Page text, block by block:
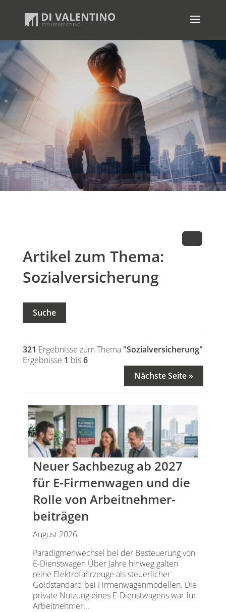
Artikel zum Thema:
Sozialversicherung
Suche
321 Ergebnisse zum Thema "Sozialversicherung"
Ergebnisse 1 bis6
Nächste Seite »
Neuer Sachbezug ab 2027
für E-Firmenwagen und die
Rolle von Arbeitnehmer​­
beiträgen
August 2026
Paradigmenwechsel bei der Besteuerung von
E-Dienstwagen Über Jahre hinweg galten
reine Elektrofahrzeuge als steuerlicher
Goldstandard bei Firmenwagenmodellen. Die
private Nutzung eines E-Dienstwagens war für
Arbeitnehmer...